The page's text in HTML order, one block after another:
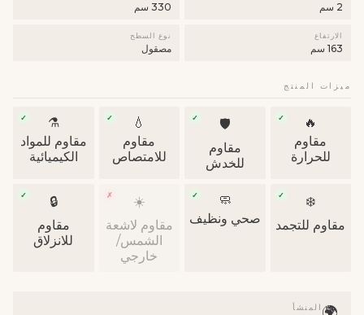
2 سم 330 سم
الارتفاع
163 سم
نوع السطح
مصقول
ميزات المنتج
🔥
✓
مقاوم
للحرارة
🛡
✓
مقاوم
للخدش
💧
✓
مقاوم
للامتصاص
⚗️
✓
مقاوم للمواد
الكيميائية
❄️
✓
مقاوم للتجمد
🧼
✓
صحي ونظيف
☀️
✗
مقاوم لاشعة
الشمس/
خارجي
🔒
✓
مقاوم
للانزلاق
المنشأ